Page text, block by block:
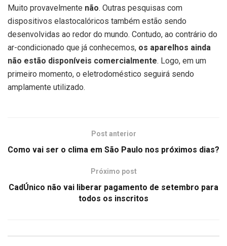
Muito provavelmente não. Outras pesquisas com
dispositivos elastocalóricos também estão sendo
desenvolvidas ao redor do mundo. Contudo, ao contrário do
ar-condicionado que já conhecemos, os aparelhos ainda
não estão disponíveis comercialmente. Logo, em um
primeiro momento, o eletrodoméstico seguirá sendo
amplamente utilizado.
Post anterior
Como vai ser o clima em São Paulo nos próximos dias?
Próximo post
CadÚnico não vai liberar pagamento de setembro para
todos os inscritos